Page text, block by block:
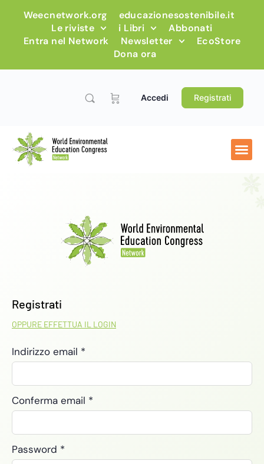
Weecnetwork.org
educazionesostenibile.it
Le riviste
i Libri
Abbonati
Entra nel Network
Newsletter
EcoStore
Dona ora
Accedi Registrati
Registrati
OPPURE EFFETTUA IL LOGIN
Indirizzo email *
Conferma email *
Password *